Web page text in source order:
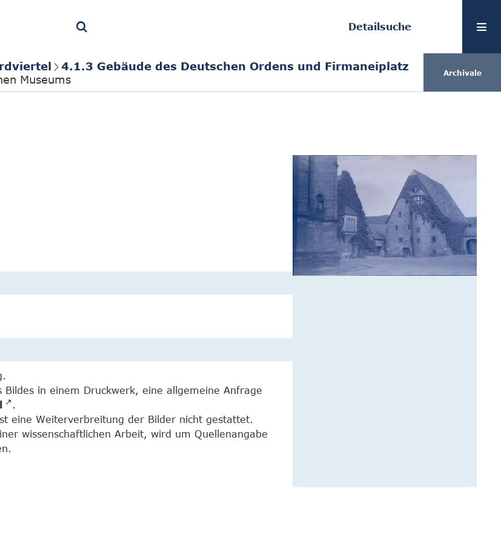
Detailsuche
4.1.3 Gebäude des Deutschen Ordens und Firmaneiplatz
Museums
Archivale
in einem Druckwerk, eine allgemeine Anfrage
.
eine Weiterverbreitung der Bilder nicht gestattet.
wissenschaftlichen Arbeit, wird um Quellenangabe